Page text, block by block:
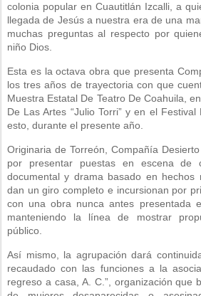
colonia popular en Cuautitlán Izcalli, a
llegada de Jesús a nuestra era de una
muchas preguntas al respecto por
niño Dios.
Esta es la octava obra que presenta
los tres años de trayectoria con que
Muestra Estatal De Teatro De Coahuila,
De Las Artes “Julio Torri” y en el
esto, durante el presente año.
Originaria de Torreón, Compañía
por presentar puestas en escena de
documental y drama basado en hechos
dan un giro completo e incursionan por
con una obra nunca antes presentada
manteniendo la línea de mostrar
público.
Así mismo, la agrupación dará
recaudado con las funciones a la
regreso a casa, A. C.”, organización que